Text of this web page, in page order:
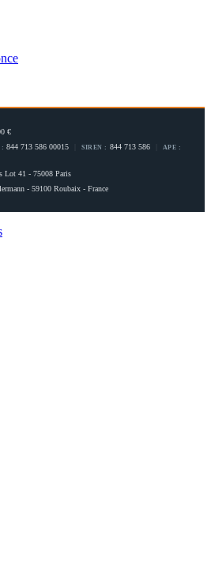
€
: 844 713 586 00015 SIREN : 844 713 586 APE :
Lot 41 - 75008 Paris
- 59100 Roubaix - France